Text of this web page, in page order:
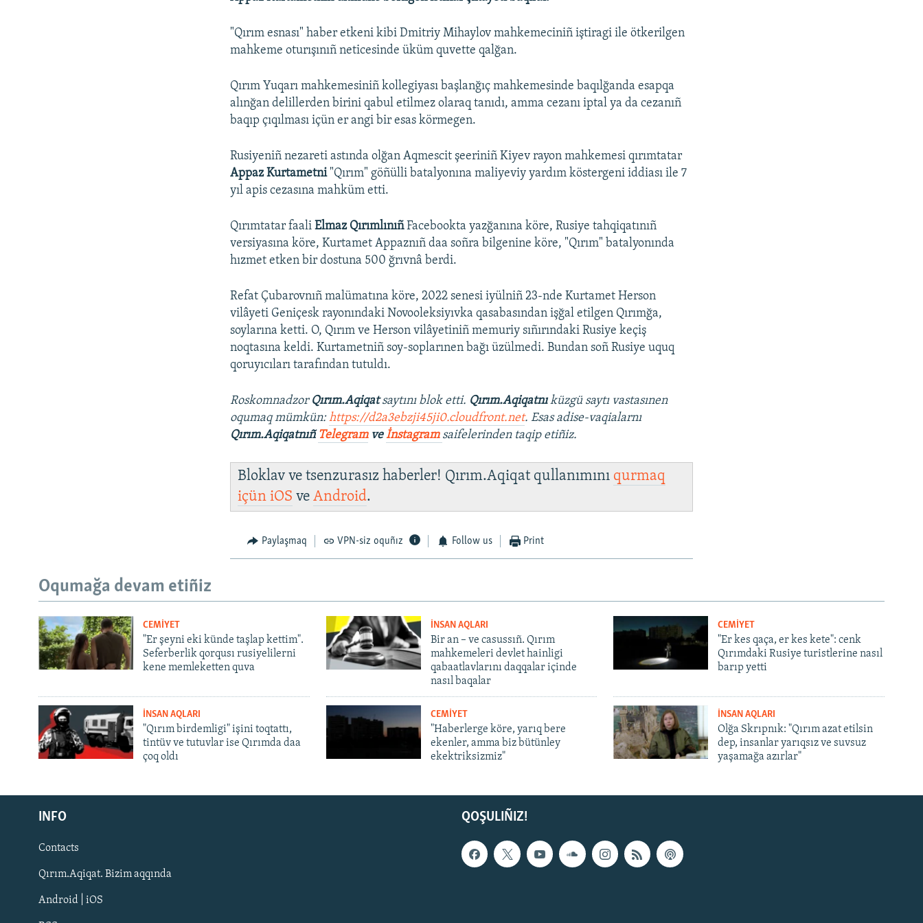
Русский
Українською
QOŞULIÑIZ!
"Qırım esnası" haber etkeni kibi Dmitriy Mihaylov mahkemeciniñ iştiragi ile ötkerilgen
mahkeme oturışınıñ neticesinde üküm quvette qalğan.
Qırım Yuqarı mahkemesiniñ kollegiyası başlanğıç mahkemesinde baqılğanda esapqa
alınğan delillerden birini qabul etilmez olaraq tanıdı, amma cezanı iptal ya da cezanıñ
baqıp çıqılması içün er angi bir esas körmegen.
Rusiyeniñ nezareti astında olğan Aqmescit şeeriniñ Kiyev rayon mahkemesi qırımtatar
Appaz Kurtametni"Qırım" göñülli batalyonına maliyeviy yardım köstergeni iddiası ile 7
yıl apis cezasına mahküm etti.
Qırımtatar faaliElmaz QırımlınıñFacebookta yazğanına köre, Rusiye tahqiqatınıñ
versiyasına köre, Kurtamet Appaznıñ daa soñra bilgenine köre, "Qırım" batalyonında
hızmet etken bir dostuna 500 ğrıvnâ berdi.
Refat Çubarovnıñ malümatına köre, 2022 senesi iyülniñ 23-nde Kurtamet Herson
vilâyeti Geniçesk rayonındaki Novooleksiyıvka qasabasından işğal etilgen Qırımğa,
soylarına ketti. O, Qırım ve Herson vilâyetiniñ memuriy sıñırındaki Rusiye keçiş
noqtasına keldi. Kurtametniñ soy-soplarınen bağı üzülmedi. Bundan soñ Rusiye uquq
qoruyıcıları tarafından tutuldı.
Roskomnadzor Qırım.Aqiqatsaytını blok etti. Qırım.Aqiqatnıküzgü saytı vastasınen
oqumaq mümkün:https://d2a3ebzji45ji0.cloudfront.net. Esas adise-vaqialarnı
Qırım.Aqiqatnıñ Telegramveİnstagram saifelerinden taqip etiñiz.
Bloklav ve tsenzurasız haberler! Qırım.Aqiqat qullanımını qurmaq
içüniOS veAndroid.
Paylaşmaq VPN-siz oquñız Follow us Print
Oqumağa devam etiñiz
CEMİYET
"Er şeyni eki künde taşlap kettim".
Seferberlik qorqusı rusiyelilerni
kene memleketten quva
İNSAN AQLARI
Bir an – ve casussıñ. Qırım
mahkemeleri devlet hainligi
qabaatlavlarını daqqalar içinde
nasıl baqalar
CEMİYET
"Er kes qaça, er kes kete": cenk
Qırımdaki Rusiye turistlerine nasıl
barıp yetti
İNSAN AQLARI
"Qırım birdemligi" işini toqtattı,
tintüv ve tutuvlar ise Qırımda daa
çoq oldı
CEMİYET
"Haberlerge köre, yarıq bere
ekenler, amma biz bütünley
ekektriksizmiz"
İNSAN AQLARI
Olğa Skrıpnık: "Qırım azat etilsin
dep, insanlar yarıqsız ve suvsuz
yaşamağa azırlar"
QOŞULIÑIZ!
INFO
Contacts
Qırım.Aqiqat. Bizim aqqında
Android | iOS